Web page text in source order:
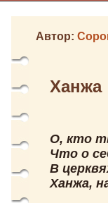
Автор:
Ханжа
О, кто
Что о
В
Ханжа,